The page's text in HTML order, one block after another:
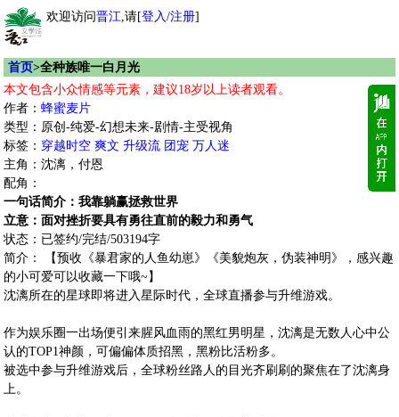
欢迎访问晋江,请[登入/注册]
首页>全种族唯一白月光
本文包含小众情感等元素，建议18岁以上读者观看。
作者： 蜂蜜麦片
类型：原创-纯爱-幻想未来-剧情-主受视角
标签： 穿越时空 爽文 升级流 团宠 万人迷
主角：沈漓，付恩
配角：
一句话简介：我靠躺赢拯救世界
立意：面对挫折要具有勇往直前的毅力和勇气
状态：已签约/完结/503194字
简介： 【预收《暴君家的人鱼幼崽》《美貌炮灰，伪装神明》，感兴趣
的小可爱可以收藏一下哦~】
沈漓所在的星球即将进入星际时代，全球直播参与升维游戏。
作为娱乐圈一出场便引来腥风血雨的黑红男明星，沈漓是无数人心中公
认的TOP1神颜，可偏偏体质招黑，黑粉比活粉多。
被选中参与升维游戏后，全球粉丝路人的目光齐刷刷的聚焦在了沈漓身
上。